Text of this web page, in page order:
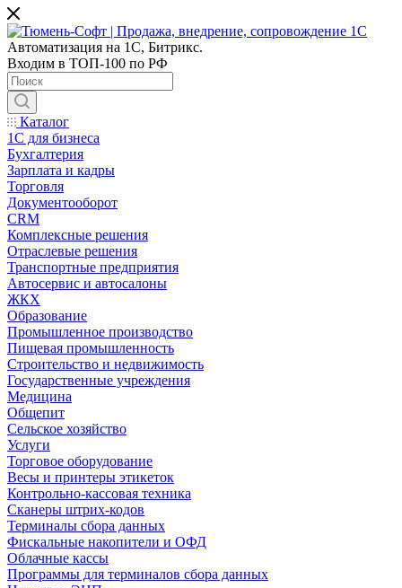
Автоматизация на 1С, Битрикс.
Входим в ТОП-100 по РФ
Каталог
1С для бизнеса
Бухгалтерия
Зарплата и кадры
Торговля
Документооборот
CRM
Комплексные решения
Отраслевые решения
Транспортные предприятия
Автосервис и автосалоны
ЖКХ
Образование
Промышленное производство
Пищевая промышленность
Строительство и недвижимость
Государственные учреждения
Медицина
Общепит
Сельское хозяйство
Услуги
Торговое оборудование
Весы и принтеры этикеток
Контрольно-кассовая техника
Сканеры штрих-кодов
Терминалы сбора данных
Фискальные накопители и ОФД
Облачные кассы
Программы для терминалов сбора данных